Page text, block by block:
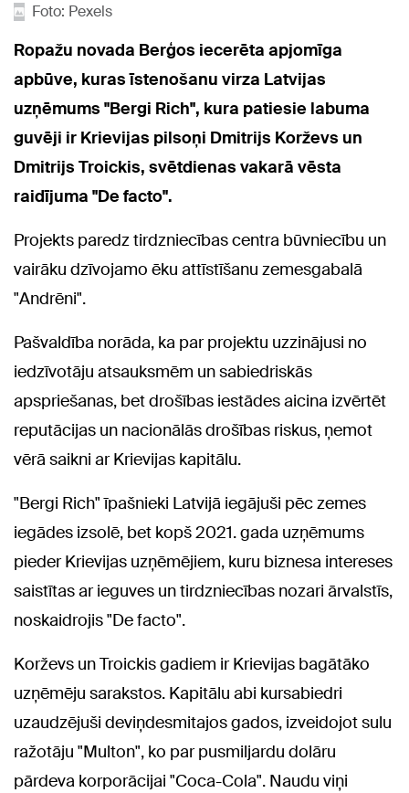
Foto: Pexels
Ropažu novada Berģos iecerēta apjomīga
apbūve, kuras īstenošanu virza Latvijas
uzņēmums "Bergi Rich", kura patiesie labuma
guvēji ir Krievijas pilsoņi Dmitrijs Korževs un
Dmitrijs Troickis, svētdienas vakarā vēsta
raidījuma "De facto".
Projekts paredz tirdzniecības centra būvniecību un
vairāku dzīvojamo ēku attīstīšanu zemesgabalā
"Andrēni".
Pašvaldība norāda, ka par projektu uzzinājusi no
iedzīvotāju atsauksmēm un sabiedriskās
apspriešanas, bet drošības iestādes aicina izvērtēt
reputācijas un nacionālās drošības riskus, ņemot
vērā saikni ar Krievijas kapitālu.
"Bergi Rich" īpašnieki Latvijā iegājuši pēc zemes
iegādes izsolē, bet kopš 2021. gada uzņēmums
pieder Krievijas uzņēmējiem, kuru biznesa intereses
saistītas ar ieguves un tirdzniecības nozari ārvalstīs,
noskaidrojis "De facto".
Korževs un Troickis gadiem ir Krievijas bagātāko
uzņēmēju sarakstos. Kapitālu abi kursabiedri
uzaudzējuši deviņdesmitajos gados, izveidojot sulu
ražotāju "Multon", ko par pusmiljardu dolāru
pārdeva korporācijai "Coca-Cola". Naudu viņi